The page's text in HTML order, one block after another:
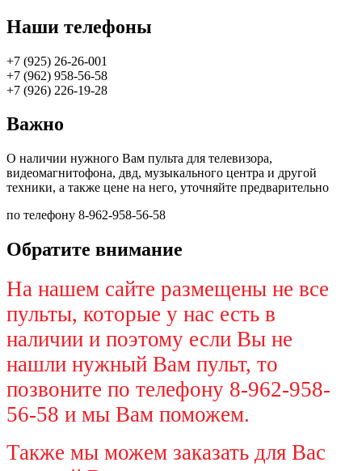
Наши телефоны
+7 (925) 26-26-001
+7 (962) 958-56-58
+7 (926) 226-19-28
Важно
О наличии нужного Вам пульта для телевизора,
видеомагнитофона, двд, музыкального центра и другой
техники, а также цене на него, уточняйте предварительно
по телефону 8-962-958-56-58
Обратите внимание
На нашем сайте размещены не все
пульты, которые у нас есть в
наличии и поэтому если Вы не
нашли нужный Вам пульт, то
позвоните по телефону 8-962-958-
56-58 и мы Вам поможем.
Также мы можем заказать для Вас